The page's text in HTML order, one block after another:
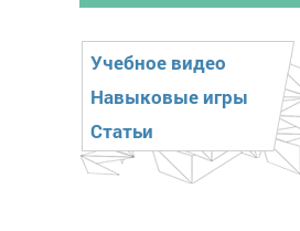
Учебное видео
Навыковые игры
Статьи